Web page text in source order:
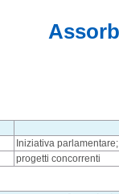
Iniziativa
progetti concorrenti